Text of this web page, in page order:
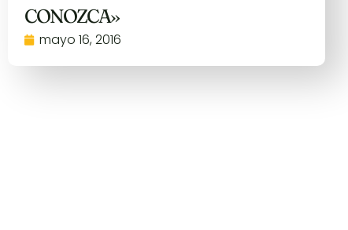
CONOZCA»
mayo 16, 2016